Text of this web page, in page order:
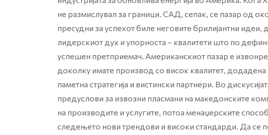
не размислувал за граници. САД, сепак, се пазар од
пресудни за успехот биле неговите брилијантни идеи,
лидерскиот дух и упорноста – квалитети што по
успешен претприемач. Американскиот пазар е
доколку имате производ со висок квалитет,
паметна стратегија и вистински партнери. Во
предуслови за извозни пласмани на македонските
на производите и услугите, потоа менаџерските
следењето нови трендови и високи стандарди. Да се